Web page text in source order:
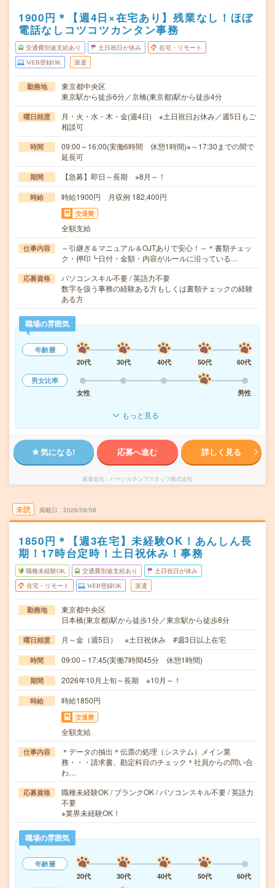
1900円＊【週4日×在宅あり】残業なし！ほぼ
電話なしコツコツカンタン事務
交通費別途支給あり 土日祝日が休み 在宅・リモート
WEB登録OK 派遣
勤務地
東京都中央区
東京駅から徒歩6分／京橋(東京都)駅から徒歩4分
曜日頻度
月・火・水・木・金(週4日) ※土日祝日お休み／週5日もご
相談可
時間
09:00～16:00(実働6時間 休憩1時間)※～17:30までの間で
延長可
期間 【急募】即日～長期 ※8月～！
時給 時給1900円 月収例 182,400円
交通費
全額支給
仕事内容
～引継ぎ＆マニュアル＆OJTありで安心！～＊書類チェッ
ク・押印┗日付・金額・内容がルールに沿っている…
応募資格
パソコンスキル不要 / 英語力不要
数字を扱う事務の経験ある方もしくは書類チェックの経験
ある方
職場の雰囲気
年齢層
20代
30代 40代 50代
60代
男女比率
女性
男性
もっと見る
気になる! 応募へ進む 詳しく見る
派遣会社 パーソルテンプスタッフ株式会社
未読 掲載日 2026/08/08
1850円＊【週3在宅】未経験OK！あんしん長
期！17時台定時！土日祝休み！事務
職種未経験OK 交通費別途支給あり 土日祝日が休み
在宅・リモート WEB登録OK 派遣
勤務地
東京都中央区
日本橋(東京都)駅から徒歩1分／東京駅から徒歩8分
曜日頻度 月～金（週5日） ※土日祝休み #週3日以上在宅
時間 09:00～17:45(実働7時間45分 休憩1時間)
期間 2026年10月上旬～長期 ※10月～！
時給 時給1850円
交通費
全額支給
仕事内容
＊データの抽出＊伝票の処理（システム）メイン業
務・・・請求書、勘定科目のチェック＊社員からの問い合
わ…
応募資格
職種未経験OK / ブランクOK / パソコンスキル不要 / 英語力
不要
※業界未経験OK！
職場の雰囲気
年齢層
20代
30代 40代 50代
60代